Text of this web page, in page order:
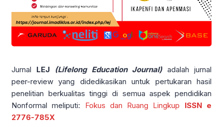
Jurnal LEJ (Lifelong Education Journal) adalah jurnal
peer-review yang didedikasikan untuk pertukaran hasil
penelitian berkualitas tinggi di semua aspek pendidikan
Nonformal meliputi: Fokus dan Ruang Lingkup ISSN e
2776-785X